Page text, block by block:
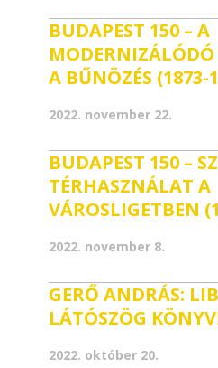
BUDAPEST 150 – A
MODERNIZÁLÓDÓ
A BŰNÖZÉS (1873-
2022. november 22.
BUDAPEST 150 –
TÉRHASZNÁLAT A
VÁROSLIGETBEN
2022. november 8.
GERŐ ANDRÁS:
LÁTÓSZÖG
2022. október 20.